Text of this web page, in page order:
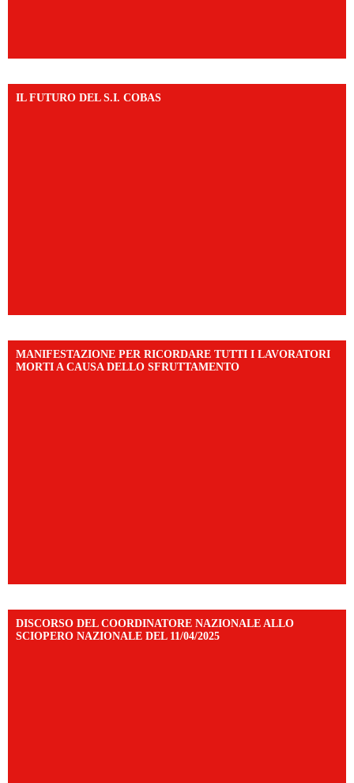
IL FUTURO DEL S.I. COBAS
MANIFESTAZIONE PER RICORDARE TUTTI I LAVORATORI
MORTI A CAUSA DELLO SFRUTTAMENTO
DISCORSO DEL COORDINATORE NAZIONALE ALLO
SCIOPERO NAZIONALE DEL 11/04/2025